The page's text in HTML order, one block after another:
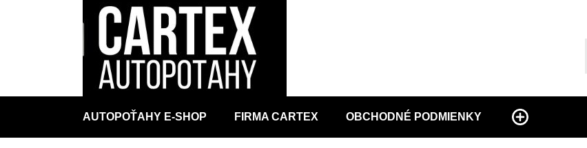
AUTOPOŤAHY E-SHOP FIRMA CARTEX OBCHODNÉ PODMIENKY